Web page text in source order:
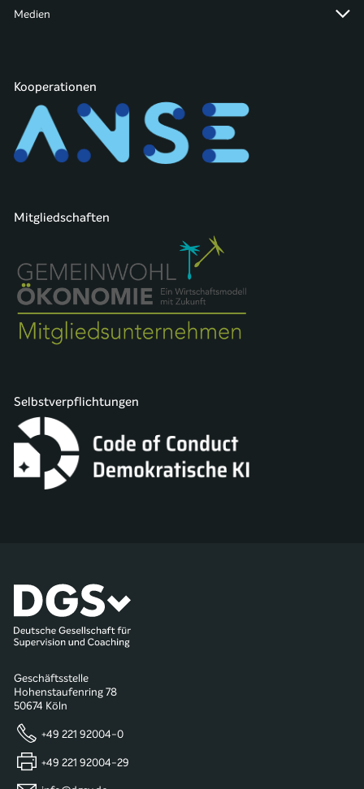
Medien
Kooperationen
Mitgliedschaften
Selbstverpflichtungen
Geschäftsstelle
Hohenstaufenring 78
50674 Köln
+49 221 92004-0
+49 221 92004-29